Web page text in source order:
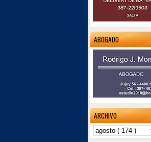
ABOGADO
ARCHIVO